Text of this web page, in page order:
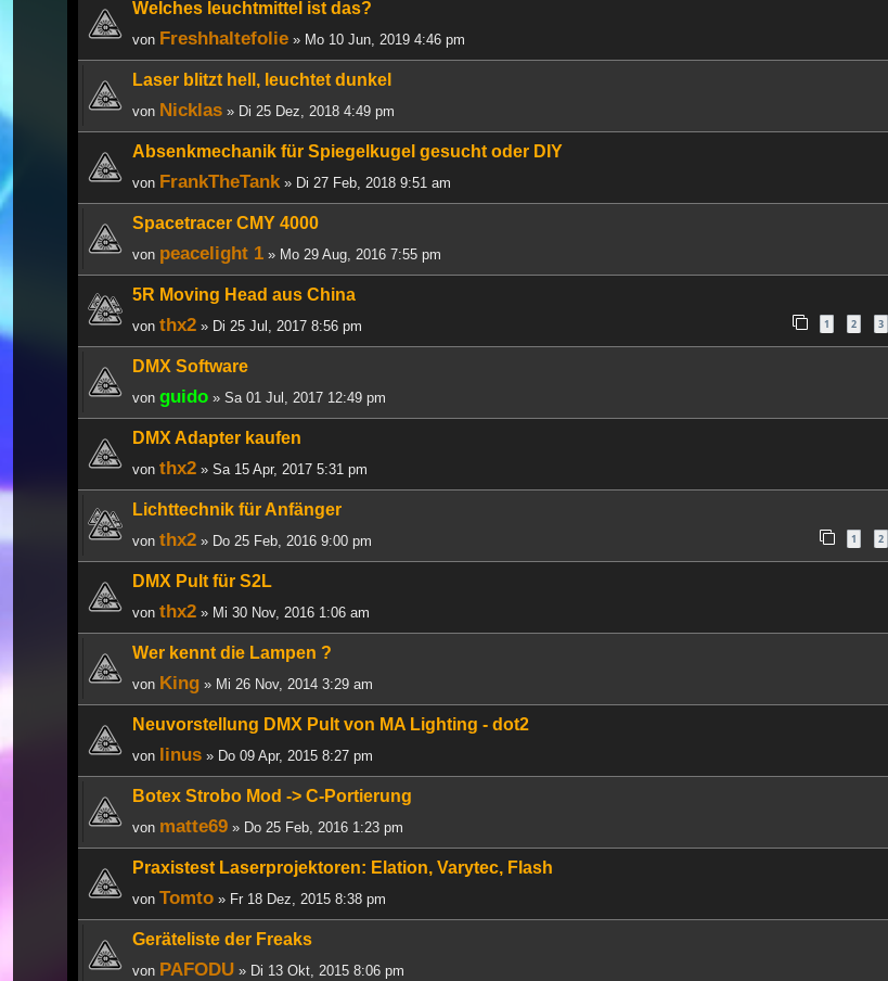
Welches leuchtmittel ist das?
von Freshhaltefolie » Mo 10 Jun, 2019 4:46 pm
Laser blitzt hell, leuchtet dunkel
von Nicklas » Di 25 Dez, 2018 4:49 pm
Absenkmechanik für Spiegelkugel gesucht oder DIY
von FrankTheTank » Di 27 Feb, 2018 9:51 am
Spacetracer CMY 4000
von peacelight 1 » Mo 29 Aug, 2016 7:55 pm
5R Moving Head aus China
von thx2 » Di 25 Jul, 2017 8:56 pm 1 2 3
DMX Software
von guido » Sa 01 Jul, 2017 12:49 pm
DMX Adapter kaufen
von thx2 » Sa 15 Apr, 2017 5:31 pm
Lichttechnik für Anfänger
von thx2 » Do 25 Feb, 2016 9:00 pm 1 2
DMX Pult für S2L
von thx2 » Mi 30 Nov, 2016 1:06 am
Wer kennt die Lampen ?
von King » Mi 26 Nov, 2014 3:29 am
Neuvorstellung DMX Pult von MA Lighting - dot2
von linus » Do 09 Apr, 2015 8:27 pm
Botex Strobo Mod -> C-Portierung
von matte69 » Do 25 Feb, 2016 1:23 pm
Praxistest Laserprojektoren: Elation, Varytec, Flash
von Tomto » Fr 18 Dez, 2015 8:38 pm
Geräteliste der Freaks
von PAFODU » Di 13 Okt, 2015 8:06 pm